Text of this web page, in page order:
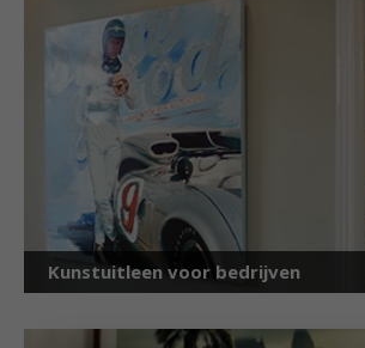
Kunstuitleen voor bedrijven